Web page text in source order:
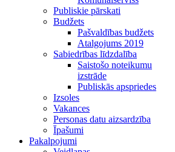
Publiskie pārskati
Budžets
Pašvaldības budžets
Atalgojums 2019
Sabiedrības līdzdalība
Saistošo noteikumu
izstrāde
Publiskās apspriedes
Izsoles
Vakances
Personas datu aizsardzība
Īpašumi
Pakalpojumi